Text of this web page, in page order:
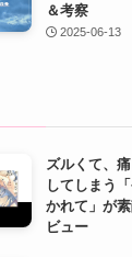
＆考察
2025-06-13
ズルくて、
してしまう
かれて」が
ビュー